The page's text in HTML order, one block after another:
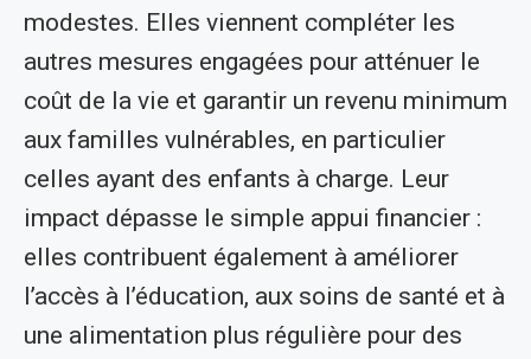
modestes. Elles viennent compléter les
autres mesures engagées pour atténuer le
coût de la vie et garantir un revenu minimum
aux familles vulnérables, en particulier
celles ayant des enfants à charge. Leur
impact dépasse le simple appui financier :
elles contribuent également à améliorer
l’accès à l’éducation, aux soins de santé et à
une alimentation plus régulière pour des